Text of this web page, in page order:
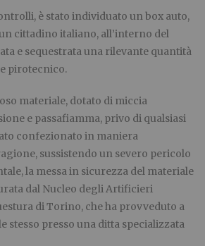
è stato individuato un box auto,
cittadino italiano, all’interno del
e sequestrata una rilevante quantità
pirotecnico.
materiale, dotato di miccia
e passafiamma, privo di qualsiasi
confezionato in maniera
sussistendo un severo pericolo
la messa in sicurezza del materiale
dal Nucleo degli Artificieri
di Torino, che ha provveduto a
stesso presso una ditta specializzata